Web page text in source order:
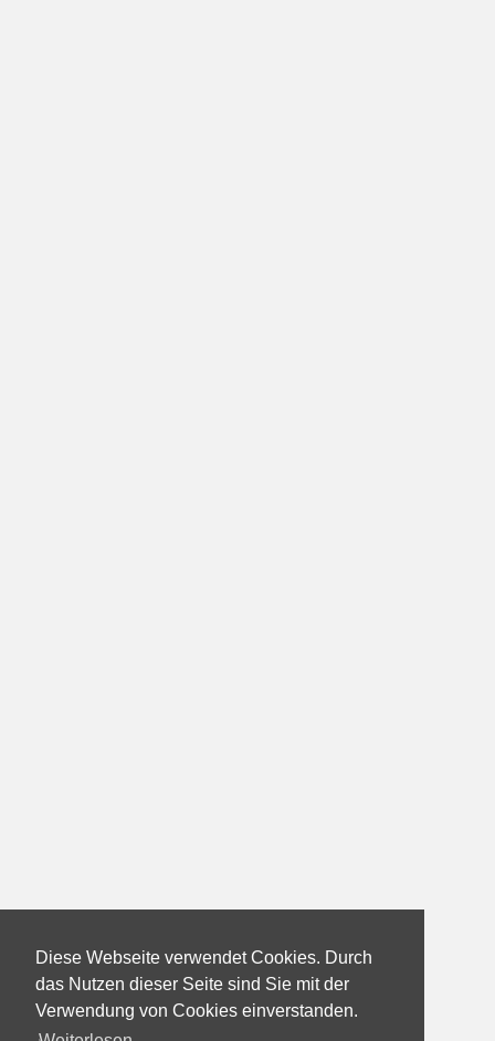
Diese Webseite verwendet Cookies. Durch
das Nutzen dieser Seite sind Sie mit der
Verwendung von Cookies einverstanden.